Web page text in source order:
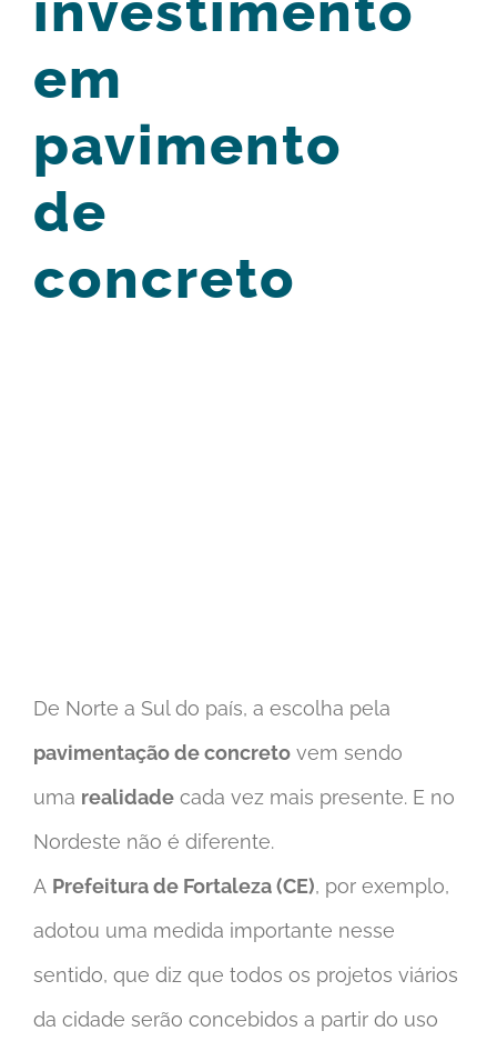
em
pavimento
de
concreto
De Norte a Sul do país, a escolha pela
pavimentação de concreto vem sendo
uma realidade cada vez mais presente. E no
Nordeste não é diferente.
A Prefeitura de Fortaleza (CE), por exemplo,
adotou uma medida importante nesse
sentido, que diz que todos os projetos viários
da cidade serão concebidos a partir do uso